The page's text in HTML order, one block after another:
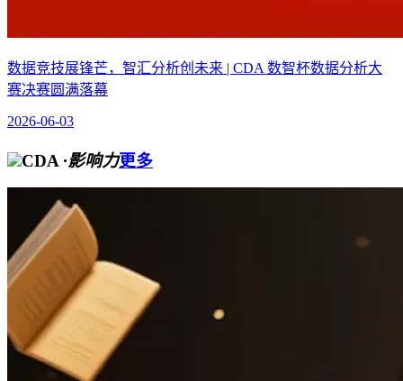
数据竞技展锋芒，智汇分析创未来 | CDA 数智杯数据分析大
赛决赛圆满落幕
2026-06-03
CDA ·影响力更多